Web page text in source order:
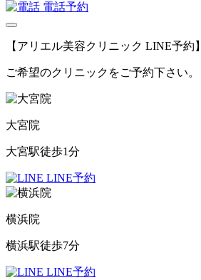
電話予約
【アリエル美容クリニック LINE予約】
ご希望のクリニックをご予約下さい。
大宮院
大宮駅徒歩1分
LINE予約
横浜院
横浜駅徒歩7分
LINE予約